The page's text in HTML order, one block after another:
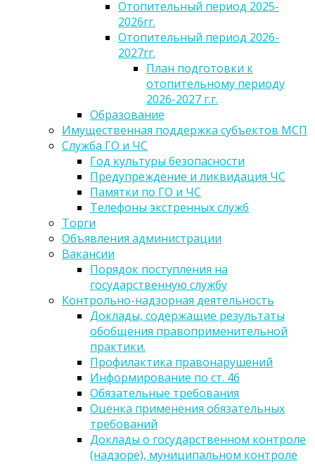
Отопительный период 2025-
2026гг.
Отопительный период 2026-
2027гг.
План подготовки к
отопительному периоду
2026-2027 г.г.
Образование
Имущественная поддержка субъектов МСП
Служба ГО и ЧС
Год культуры безопасности
Предупреждение и ликвидация ЧС
Памятки по ГО и ЧС
Телефоны экстренных служб
Торги
Объявления администрации
Вакансии
Порядок поступления на
государственную службу
Контрольно-надзорная деятельность
Доклады, содержащие результаты
обобщения правоприменительной
практики.
Профилактика правонарушений
Информирование по ст. 46
Обязательные требования
Оценка применения обязательных
требований
Доклады о государственном контроле
(надзоре), муниципальном контроле